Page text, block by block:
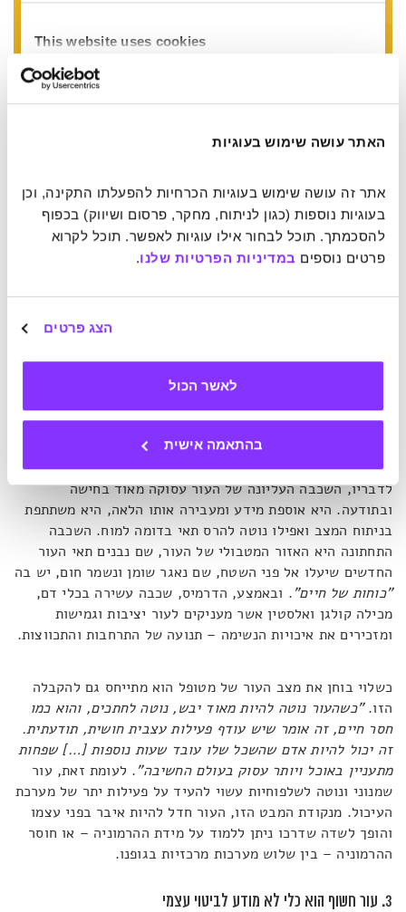
האתר עושה שימוש בעוגיות
פרטים נוספים במדיניות הפרטיות שלנו.
הצג פרטים
לאשר הכול
בהתאמה אישית
בראש; המערכת המטבולית-תנועתית שכוללת את העיכול
מהקטבים דומיננטי הוא מייצר מצב של מחלה"
כי קיים דמיון רב בין מבנה זה למבנה התלת שכבתי של העור:
האפידרמיס, הדרמיס וההיפודרמיס.
לדבריו, השכבה העליונה של העור עסוקה מאוד בחישה
ובתודעה. היא אוספת מידע ומעבירה אותו הלאה, היא משתתפת
בניתוח המצב ואפילו נוטה להרס תאי בדומה למוח. השכבה
התחתונה היא האזור המטבולי של העור, שם נבנים תאי העור
החדשים שיעלו אל פני השטח, שם נאגר שומן ונשמר חום, יש בה
"כוחות של חיים". ובאמצע, הדרמיס, שכבה עשירה בכלי דם,
מכילה קולגן ואלסטין אשר מעניקים לעור יציבות וגמישות
ומזכירים את איכויות הנשימה – תנועה של התרחבות והתכווצות.
כשלוי בוחן את מצב העור של מטופל הוא מתייחס גם להקבלה
הזו."כשהעור נוטה להיות מאוד יבש, נוטה לחתכים, והוא כמו
חסר חיים, זה אומר שיש עודף פעילות עצבית חושית, תודעתית.
זה יכול להיות אדם שהשכל שלו עובד שעות נוספות […] שפחות
מתעניין באוכל ויותר עסוק בעולם החשיבה". לעומת זאת, עור
שמנוני ונוטה לשלפוחיות עשוי להעיד על פעילות יתר של מערכת
העיכול. מנקודת המבט הזו, העור חדל להיות איבר בפני עצמו
והופך לשדה שדרכו ניתן ללמוד על מידת ההרמוניה – או חוסר
ההרמוניה – בין שלוש מערכות מרכזיות בגופנו.
3. עור חשוף הוא כלי לא מודע לביטוי עצמי